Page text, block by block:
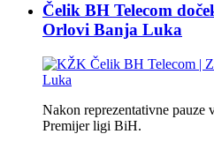
Čelik BH Telecom
Orlovi Banja Luka
Nakon reprezentativne pauze
Premijer ligi BiH.